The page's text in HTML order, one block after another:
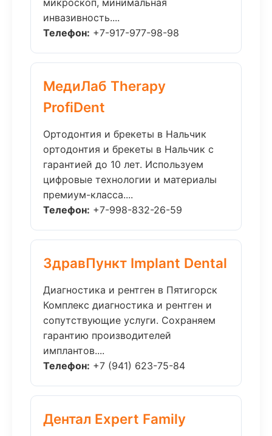
микроскоп, минимальная
инвазивность....
Телефон: +7-917-977-98-98
МедиЛаб Therapy
ProfiDent
Ортодонтия и брекеты в Нальчик
ортодонтия и брекеты в Нальчик с
гарантией до 10 лет. Используем
цифровые технологии и материалы
премиум-класса....
Телефон: +7-998-832-26-59
ЗдравПункт Implant Dental
Диагностика и рентген в Пятигорск
Комплекс диагностика и рентген и
сопутствующие услуги. Сохраняем
гарантию производителей
имплантов....
Телефон: +7 (941) 623-75-84
Дентал Expert Family